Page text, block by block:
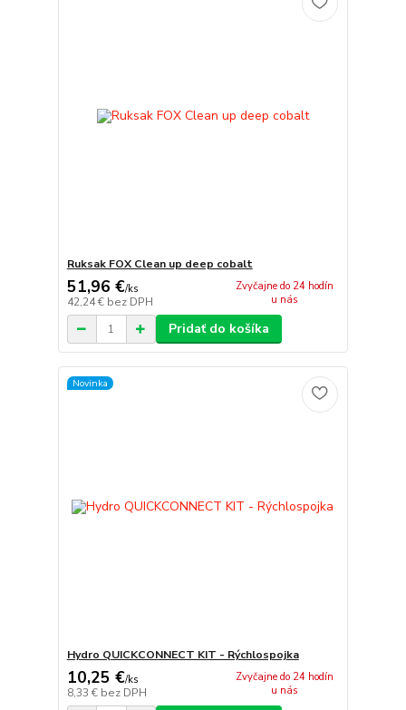
Ruksak FOX Clean up deep cobalt
51,96 €/ks
42,24 € bez DPH
Zvyčajne do 24 hodín
u nás
Pridať do košíka
Novinka
Hydro QUICKCONNECT KIT - Rýchlospojka
10,25 €/ks
8,33 € bez DPH
Zvyčajne do 24 hodín
u nás